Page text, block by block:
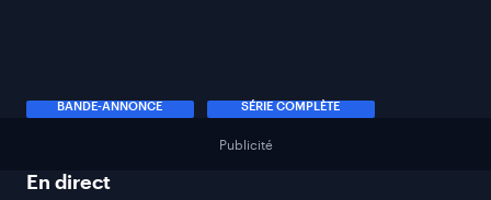
BANDE-ANNONCE SÉRIE COMPLÈTE
Publicité
En direct